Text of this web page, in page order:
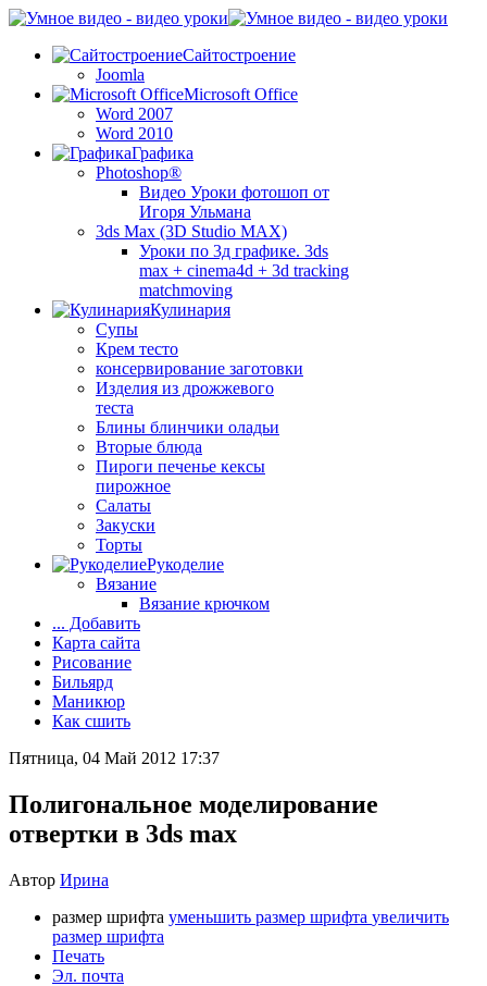
Сайтостроение
Joomla
Microsoft Office
Word 2007
Word 2010
Графика
Photoshop®
Видео Уроки фотошоп от
Игоря Ульмана
3ds Max (3D Studio MAX)
Уроки по 3д графике. 3ds
max + cinema4d + 3d tracking
matchmoving
Кулинария
Супы
Крем тесто
консервирование заготовки
Изделия из дрожжевого
теста
Блины блинчики оладьи
Вторые блюда
Пироги печенье кексы
пирожное
Салаты
Закуски
Торты
Рукоделие
Вязание
Вязание крючком
... Добавить
Карта сайта
Рисование
Бильярд
Маникюр
Как сшить
Пятница, 04 Май 2012 17:37
Полигональное моделирование
отвертки в 3ds max
Автор Ирина
размер шрифта уменьшить размер шрифта увеличить
размер шрифта
Печать
Эл. почта